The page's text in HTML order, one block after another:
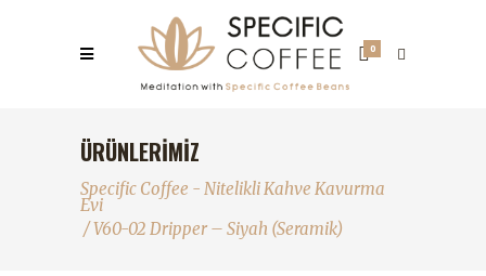
0
ÜRÜNLERIMIZ
Specific Coffee - Nitelikli Kahve Kavurma
Evi
/V60-02 Dripper – Siyah (Seramik)